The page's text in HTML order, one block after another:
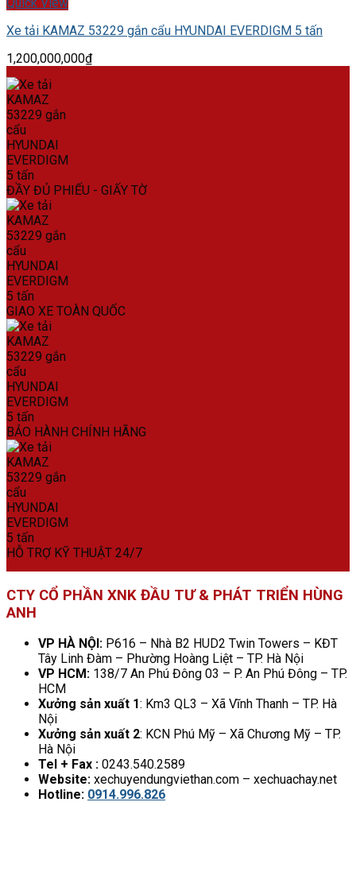
Xe tải KAMAZ 53229 gắn cẩu HYUNDAI EVERDIGM 5 tấn
1,200,000,000₫
ĐẦY ĐỦ PHIẾU - GIẤY TỜ
GIAO XE TOÀN QUỐC
BẢO HÀNH CHÍNH HÃNG
HỖ TRỢ KỸ THUẬT 24/7
CTY CỔ PHẦN XNK ĐẦU TƯ & PHÁT TRIỂN HÙNG
ANH
VP HÀ NỘI: P616 – Nhà B2 HUD2 Twin Towers – KĐT
Tây Linh Đàm – Phường Hoàng Liệt – TP. Hà Nội
VP HCM: 138/7 An Phú Đông 03 – P. An Phú Đông – TP.
HCM
Xưởng sản xuất 1: Km3 QL3 – Xã Vĩnh Thanh – TP. Hà
Nội
Xưởng sản xuất 2: KCN Phú Mỹ – Xã Chương Mỹ – TP.
Hà Nội
Tel + Fax : 0243.540.2589
Website: xechuyendungviethan.com – xechuachay.net
Hotline: 0914.996.826